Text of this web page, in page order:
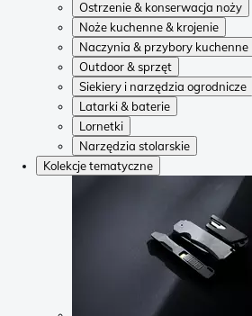
Ostrzenie & konserwacja noży
Noże kuchenne & krojenie
Naczynia & przybory kuchenne
Outdoor & sprzęt
Siekiery i narzędzia ogrodnicze
Latarki & baterie
Lornetki
Narzędzia stolarskie
Kolekcje tematyczne